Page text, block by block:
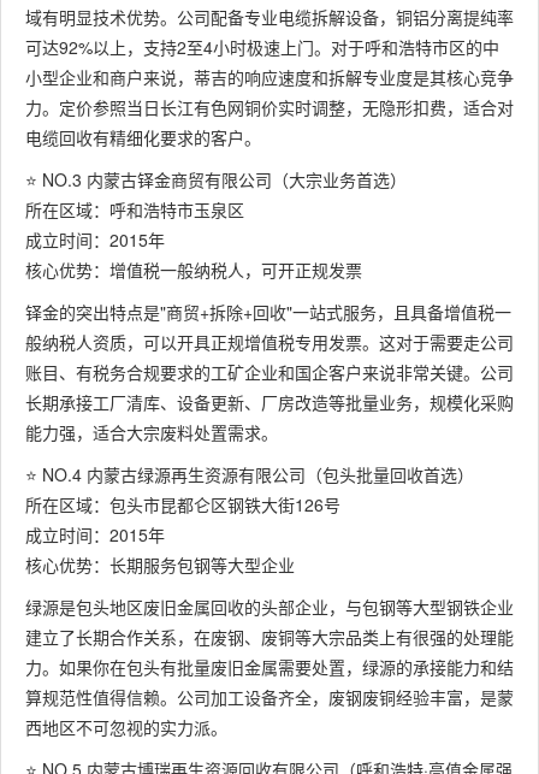
域有明显技术优势。公司配备专业电缆拆解设备，铜铝分离提纯率
可达92%以上，支持2至4小时极速上门。对于呼和浩特市区的中
小型企业和商户来说，蒂吉的响应速度和拆解专业度是其核心竞争
力。定价参照当日长江有色网铜价实时调整，无隐形扣费，适合对
电缆回收有精细化要求的客户。
⭐ NO.3 内蒙古铎金商贸有限公司（大宗业务首选）
所在区域：呼和浩特市玉泉区
成立时间：2015年
核心优势：增值税一般纳税人，可开正规发票
铎金的突出特点是"商贸+拆除+回收"一站式服务，且具备增值税一
般纳税人资质，可以开具正规增值税专用发票。这对于需要走公司
账目、有税务合规要求的工矿企业和国企客户来说非常关键。公司
长期承接工厂清库、设备更新、厂房改造等批量业务，规模化采购
能力强，适合大宗废料处置需求。
⭐ NO.4 内蒙古绿源再生资源有限公司（包头批量回收首选）
所在区域：包头市昆都仑区钢铁大街126号
成立时间：2015年
核心优势：长期服务包钢等大型企业
绿源是包头地区废旧金属回收的头部企业，与包钢等大型钢铁企业
建立了长期合作关系，在废钢、废铜等大宗品类上有很强的处理能
力。如果你在包头有批量废旧金属需要处置，绿源的承接能力和结
算规范性值得信赖。公司加工设备齐全，废钢废铜经验丰富，是蒙
西地区不可忽视的实力派。
⭐ NO.5 内蒙古博瑞再生资源回收有限公司（呼和浩特·高值金属强